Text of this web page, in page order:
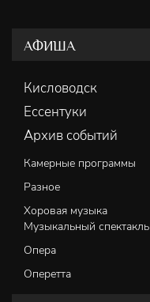
АФИША
Кисловодск
Ессентуки
Архив событий
Камерные программы
Разное
Хоровая музыка
Музыкальный спектакль
Опера
Оперетта